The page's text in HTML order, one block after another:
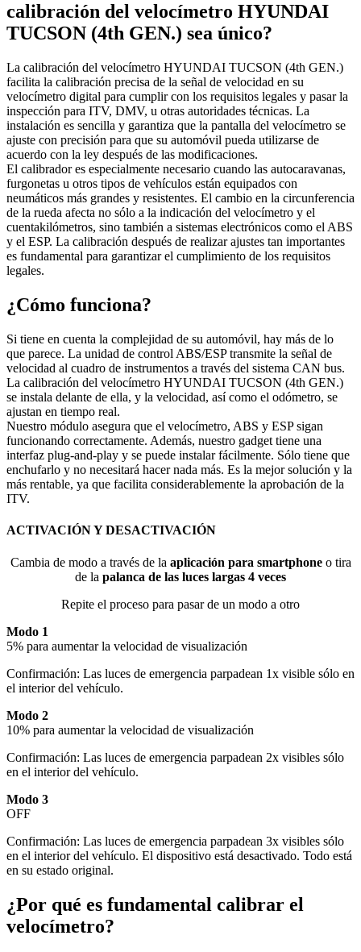
calibración del velocímetro HYUNDAI
TUCSON (4th GEN.) sea único?
La calibración del velocímetro HYUNDAI TUCSON (4th GEN.)
facilita la calibración precisa de la señal de velocidad en su
velocímetro digital para cumplir con los requisitos legales y pasar la
inspección para ITV, DMV, u otras autoridades técnicas. La
instalación es sencilla y garantiza que la pantalla del velocímetro se
ajuste con precisión para que su automóvil pueda utilizarse de
acuerdo con la ley después de las modificaciones.
El calibrador es especialmente necesario cuando las autocaravanas,
furgonetas u otros tipos de vehículos están equipados con
neumáticos más grandes y resistentes. El cambio en la circunferencia
de la rueda afecta no sólo a la indicación del velocímetro y el
cuentakilómetros, sino también a sistemas electrónicos como el ABS
y el ESP. La calibración después de realizar ajustes tan importantes
es fundamental para garantizar el cumplimiento de los requisitos
legales.
¿Cómo funciona?
Si tiene en cuenta la complejidad de su automóvil, hay más de lo
que parece. La unidad de control ABS/ESP transmite la señal de
velocidad al cuadro de instrumentos a través del sistema CAN bus.
La calibración del velocímetro HYUNDAI TUCSON (4th GEN.)
se instala delante de ella, y la velocidad, así como el odómetro, se
ajustan en tiempo real.
Nuestro módulo asegura que el velocímetro, ABS y ESP sigan
funcionando correctamente. Además, nuestro gadget tiene una
interfaz plug-and-play y se puede instalar fácilmente. Sólo tiene que
enchufarlo y no necesitará hacer nada más. Es la mejor solución y la
más rentable, ya que facilita considerablemente la aprobación de la
ITV.
ACTIVACIÓN Y DESACTIVACIÓN
Cambia de modo a través de la aplicación para smartphoneo tira
de la palanca de las luces largas 4 veces
Repite el proceso para pasar de un modo a otro
Modo 1
5% para aumentar la velocidad de visualización
Confirmación: Las luces de emergencia parpadean 1x visible sólo en
el interior del vehículo.
Modo 2
10% para aumentar la velocidad de visualización
Confirmación: Las luces de emergencia parpadean 2x visibles sólo
en el interior del vehículo.
Modo 3
OFF
Confirmación: Las luces de emergencia parpadean 3x visibles sólo
en el interior del vehículo. El dispositivo está desactivado. Todo está
en su estado original.
¿Por qué es fundamental calibrar el
velocímetro?